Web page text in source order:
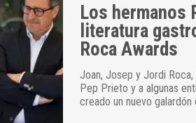
Los hermanos
literatura
Roca Awards
Joan, Josep y Jordi
Pep Prieto y a algunas
creado un nuevo